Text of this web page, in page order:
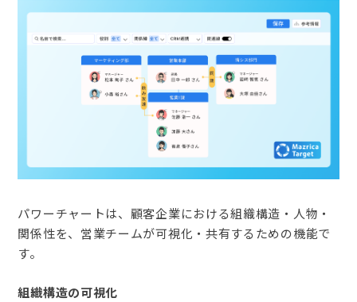
パワーチャートは、顧客企業における組織構造・人物・
関係性を、営業チームが可視化・共有するための機能で
す。
組織構造の可視化